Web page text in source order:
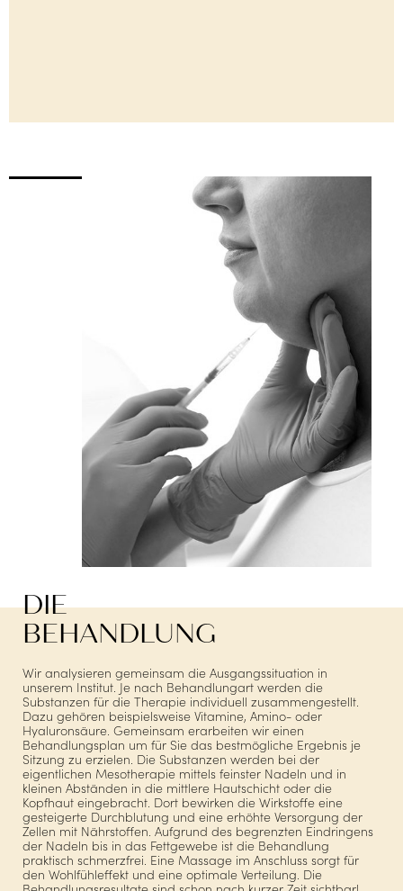
DIE
BEHANDLUNG
Wir analysieren gemeinsam die Ausgangssituation in
unserem Institut. Je nach Behandlungart werden die
Substanzen für die Therapie individuell zusammengestellt.
Dazu gehören beispielsweise Vitamine, Amino- oder
Hyaluronsäure. Gemeinsam erarbeiten wir einen
Behandlungsplan um für Sie das bestmögliche Ergebnis je
Sitzung zu erzielen. Die Substanzen werden bei der
eigentlichen Mesotherapie mittels feinster Nadeln und in
kleinen Abständen in die mittlere Hautschicht oder die
Kopfhaut eingebracht. Dort bewirken die Wirkstoffe eine
gesteigerte Durchblutung und eine erhöhte Versorgung der
Zellen mit Nährstoffen. Aufgrund des begrenzten Eindringens
der Nadeln bis in das Fettgewebe ist die Behandlung
praktisch schmerzfrei. Eine Massage im Anschluss sorgt für
den Wohlfühleffekt und eine optimale Verteilung. Die